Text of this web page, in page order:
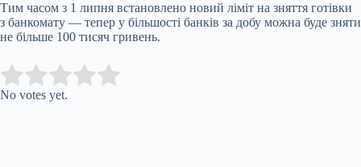
Тим часом з 1 липня встановлено новий ліміт на зняття готівки
з банкомату — тепер у більшості банків за добу можна буде зняти
не більше 100 тисяч гривень.
Rate this item:
No votes yet.